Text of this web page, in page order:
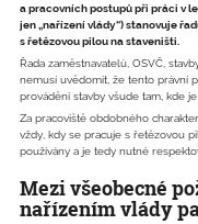
a pracovních postupů při práci v
jen „nařízení vlády“) stanovuje
s řetězovou pilou na staveništi.
Řada zaměstnavatelů, OSVČ,
nemusí uvědomit, že tento právní
provádění stavby všude tam, kde
Za pracoviště obdobného
vždy, kdy se pracuje s řetězovou
používány a je tedy nutné
Mezi všeobecné
nařízením vlády